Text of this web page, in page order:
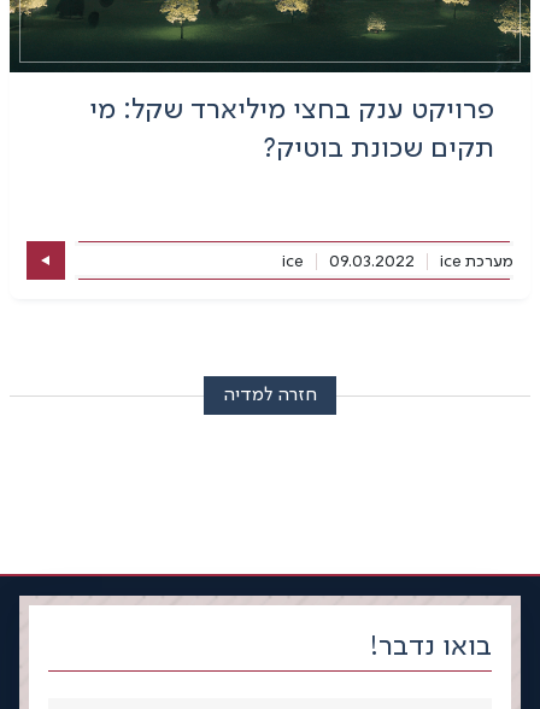
פרויקט ענק בחצי מיליארד שקל: מי
תקים שכונת בוטיק?
מערכת ice 09.03.2022
ice
חזרה למדיה
בואו נדבר!